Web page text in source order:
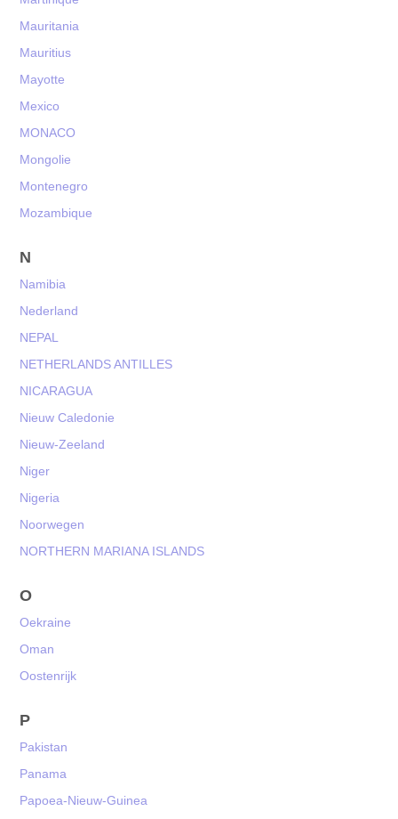
Mauritania
Mauritius
Mayotte
Mexico
MONACO
Mongolie
Montenegro
Mozambique
N
Namibia
Nederland
NEPAL
NETHERLANDS ANTILLES
NICARAGUA
Nieuw Caledonie
Nieuw-Zeeland
Niger
Nigeria
Noorwegen
NORTHERN MARIANA ISLANDS
O
Oekraine
Oman
Oostenrijk
P
Pakistan
Panama
Papoea-Nieuw-Guinea